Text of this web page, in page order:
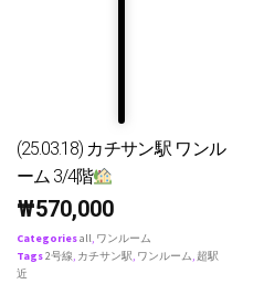
(25.03.18) カチサン駅 ワンル
ーム 3/4階
₩570,000
Categoriesall, ワンルーム
Tags2号線, カチサン駅, ワンルーム, 超駅
近